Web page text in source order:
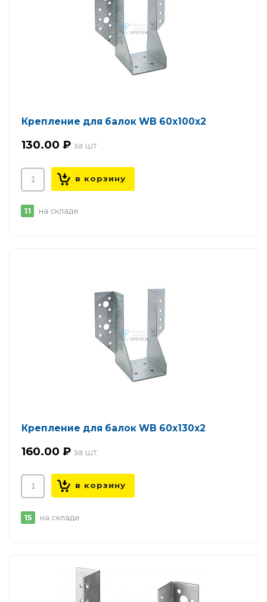
Крепление для балок WB 60х100х2
130.00 ₽
11 на складе
Крепление для балок WB 60х130х2
160.00 ₽
15 на складе